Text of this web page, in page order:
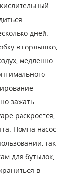
дней.
в горлышко,
медленно
зажать
раскроется,
Помпа насос
так
для бутылок,
в